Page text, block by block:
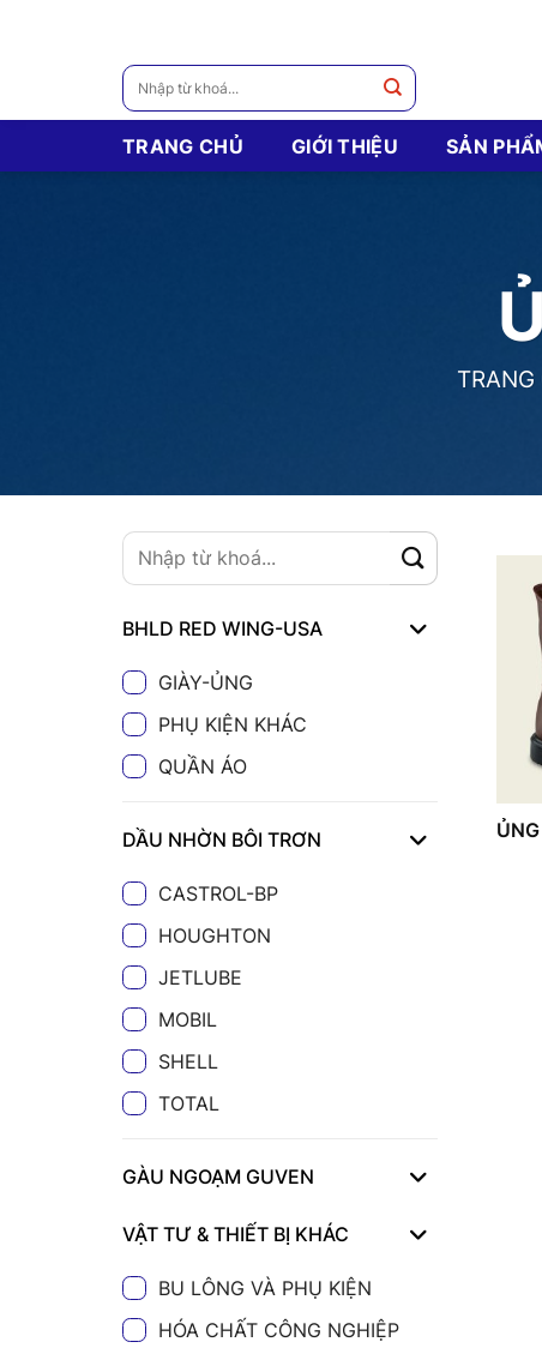
Tìm
kiếm:
TRANG CHỦ GIỚI THIỆU SẢN
TRANG
BHLD RED WING-USA
GIÀY-ỦNG
PHỤ KIỆN KHÁC
QUẦN ÁO
DẦU NHỜN BÔI TRƠN
CASTROL-BP
HOUGHTON
JETLUBE
MOBIL
SHELL
TOTAL
GÀU NGOẠM GUVEN
VẬT TƯ & THIẾT BỊ KHÁC
BU LÔNG VÀ PHỤ KIỆN
HÓA CHẤT CÔNG NGHIỆP